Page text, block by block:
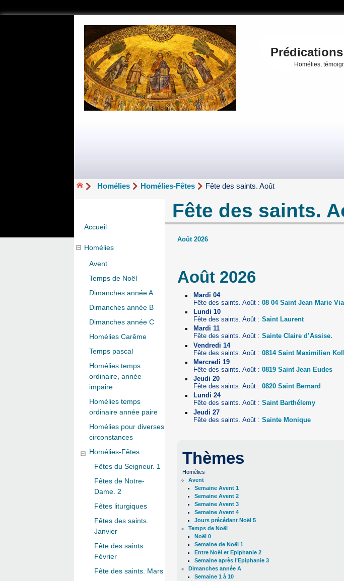
Prédications
Homélies,
Homélies Homélies-Fêtes Fête des saints. Août
Fête des saints.
Août 2026
Août 2026
Mardi 04
Fête des saints. Août :08 04 Saint Jean Marie
Lundi 10
Fête des saints. Août :Saint Laurent
Mardi 11
Fête des saints. Août :Sainte Claire d’Assise.
Vendredi 14
Fête des saints. Août :0814 Saint Maximilien
Mercredi 19
Fête des saints. Août :0819 Saint Jean Eudes
Jeudi 20
Fête des saints. Août :0820 Saint Bernard
Lundi 24
Fête des saints. Août :Saint Barthélemy
Jeudi 27
Fête des saints. Août :Sainte Monique
Thèmes
Homélies
Avent
Semaine Avent 1
Semaine Avent 2
Semaine Avent 3
Semaine Avent 4
Jours précédant Noël 5
Temps de Noël
Noël 0
Semaine de Noël 1
Entre Noël et Epiphanie 2
Semaine après l’Epiphanie 3
Dimanches année A
Semaine 1 à 10
Accueil
Homélies
Avent
Temps de Noël
Dimanches année A
Dimanches année B
Dimanches année C
Homélies Carême
Temps pascal
Homélies temps
ordinaire, année
impaire
Homélies temps
ordinaire année paire
Homélies pour diverses
circonstances
Homélies-Fêtes
Fêtes du Seigneur. 1
Fêtes de Notre-
Dame. 2
Fêtes liturgiques
Fêtes des saints.
Janvier
Fête des saints.
Février
Fête des saints. Mars